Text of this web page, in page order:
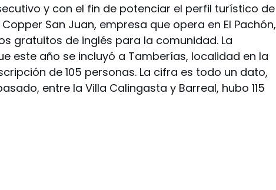
y con el fin de potenciar el perfil turístico de
San Juan, empresa que opera en El Pachón,
gratuitos de inglés para la comunidad. La
este año se incluyó a Tamberías, localidad en la
de 105 personas. La cifra es todo un dato,
entre la Villa Calingasta y Barreal, hubo 115